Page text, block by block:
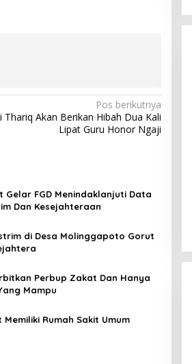
Pos berikutnya
Thariq Akan Berikan Hibah Dua Kali
Lipat Guru Honor Ngaji
Gelar FGD Menindaklanjuti Data
Dan Kesejahteraan
di Desa Molinggapoto Gorut
Perbup Zakat Dan Hanya
Mampu
Rumah Sakit Umum